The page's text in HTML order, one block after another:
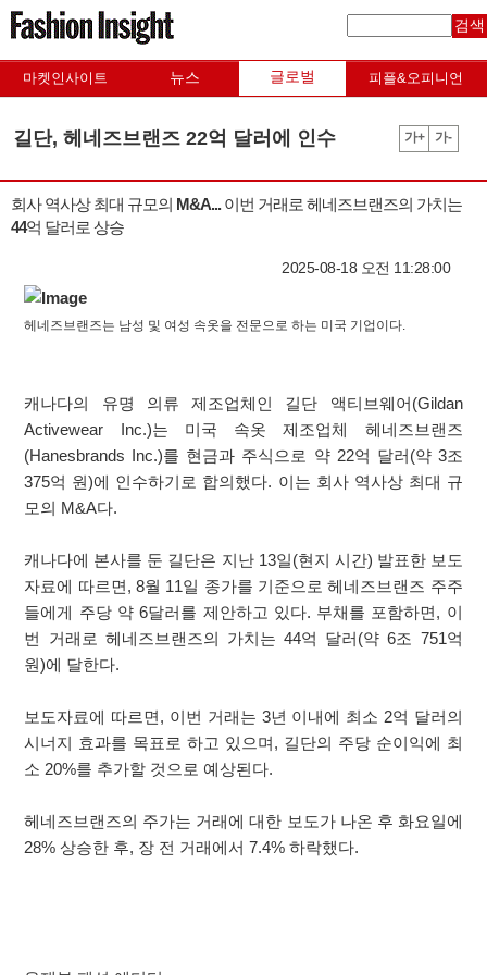
검색
마켓인사이트 뉴스 글로벌 피플&오피니언
길단, 헤네즈브랜즈 22억 달러에 인수 가+ 가-
회사 역사상 최대 규모의 M&A... 이번 거래로 헤네즈브랜즈의 가치는
44억 달러로 상승
2025-08-18 오전 11:28:00
헤네즈브랜즈는 남성 및 여성 속옷을 전문으로 하는 미국 기업이다.
캐나다의 유명 의류 제조업체인 길단 액티브웨어(Gildan
Activewear Inc.)는 미국 속옷 제조업체 헤네즈브랜즈
(Hanesbrands Inc.)를 현금과 주식으로 약 22억 달러(약 3조
375억 원)에 인수하기로 합의했다. 이는 회사 역사상 최대 규
모의 M&A다.
캐나다에 본사를 둔 길단은 지난 13일(현지 시간) 발표한 보도
자료에 따르면, 8월 11일 종가를 기준으로 헤네즈브랜즈 주주
들에게 주당 약 6달러를 제안하고 있다. 부채를 포함하면, 이
번 거래로 헤네즈브랜즈의 가치는 44억 달러(약 6조 751억
원)에 달한다.
보도자료에 따르면, 이번 거래는 3년 이내에 최소 2억 달러의
시너지 효과를 목표로 하고 있으며, 길단의 주당 순이익에 최
소 20%를 추가할 것으로 예상된다.
헤네즈브랜즈의 주가는 거래에 대한 보도가 나온 후 화요일에
28% 상승한 후, 장 전 거래에서 7.4% 하락했다.